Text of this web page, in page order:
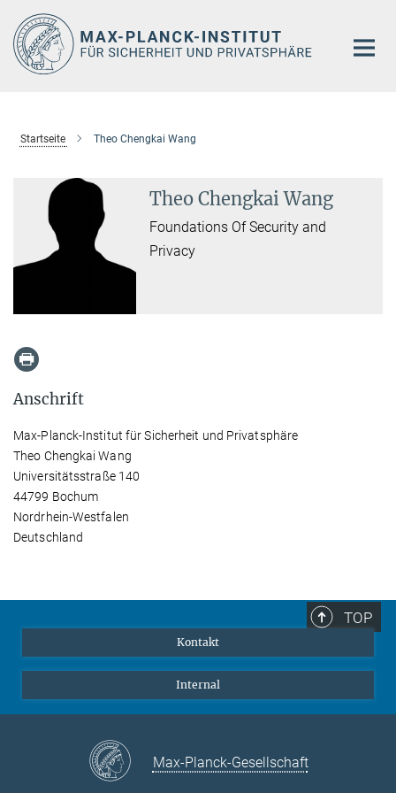
Hauptinhalt
Startseite Theo Chengkai Wang
Theo Chengkai Wang
Foundations Of Security and
Privacy
Anschrift
Max-Planck-Institut für Sicherheit und Privatsphäre
Theo Chengkai Wang
Universitätsstraße 140
44799 Bochum
Nordrhein-Westfalen
Deutschland
TOP
Kontakt
Internal
Max-Planck-Gesellschaft